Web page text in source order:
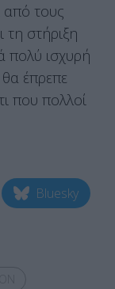
από τους
τη στήριξη
πολύ ισχυρή
έπρεπε
που πολλοί
Bluesky